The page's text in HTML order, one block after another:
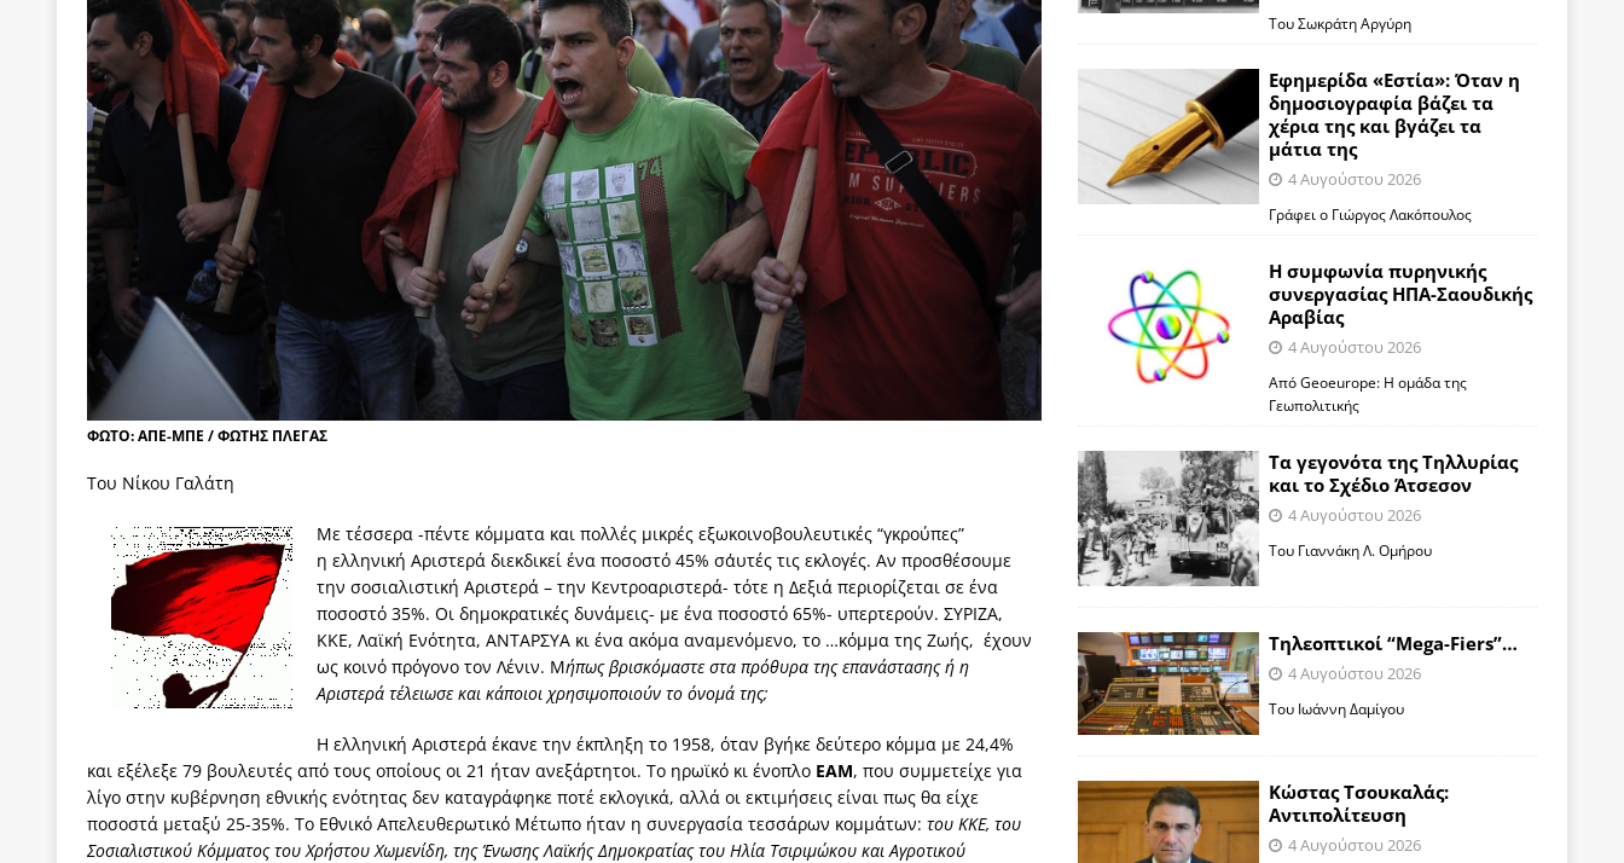
των δύο κομμάτων και όχι Ανδρουλάκη -Τσίπρα.
ΑΠΟΨΕΙΣ
[ 3 Αυγούστου 2026 ] Η τραγωδία της δημοκρατικής παράταξης: Ο λαός θέλει, αλλά τα κόμματα της αντιπολίτευσης δεν
μπορούν να φέρουν την αλλαγή
ΠΡΟΕΚΤΑΣΕΙΣ
[ 3 Αυγούστου 2026 ]
Γιατί λιγοστεύουν «τα χρόνια της αθωότητας;» Το «αίνιγμα»και η «λύση» του μέσα από τον
εμβληματικό «Πολίτη Κέιν»
ΠΑΡΕΜΒΑΣΕΙΣ
[ 3 Αυγούστου 2026 ]
Το Νομικό DNA του Υπερταμείου και οι Ρήτρες του ESM
ΑΠΟΨΕΙΣ
[ 3 Αυγούστου 2026 ]
Το γάλλιο και η γεωπολιτική ισχύς για την Ελλάδα
ΑΠΟΨΕΙΣ
[ 3 Αυγούστου 2026 ]
«Εδοξάσθη κρυπτομένη και εγελοιοποιήθη εμφανιζόμενη»: Το άδοξο βήμα της Μ. Καρυστιανού
ΠΑΡΕΜΒΑΣΕΙΣ
ΦΩΤΟ: ΑΠΕ-ΜΠΕ / ΦΩΤΗΣ ΠΛΕΓΑΣ
Του Νίκου Γαλάτη
Με τέσσερα -πέντε κόμματα και πολλές μικρές εξωκοινοβουλευτικές “γκρούπες”
η ελληνική Αριστερά διεκδικεί ένα ποσοστό 45% σ΄αυτές τις εκλογές. Αν προσθέσουμε
την σοσιαλιστική Αριστερά – την Κεντροαριστερά- τότε η Δεξιά περιορίζεται σε ένα
ποσοστό 35%. Οι δημοκρατικές δυνάμεις- με ένα ποσοστό 65%- υπερτερούν. ΣΥΡΙΖΑ,
ΚΚΕ, Λαϊκή Ενότητα, ΑΝΤΑΡΣΥΑ κι ένα ακόμα αναμενόμενο, το …κόμμα της Ζωής, έχουν
ως κοινό πρόγονο τον Λένιν. Μήπως βρισκόμαστε στα πρόθυρα της επανάστασης ή η
Αριστερά τέλειωσε και κάποιοι χρησιμοποιούν το όνομά της;
Η ελληνική Αριστερά έκανε την έκπληξη το 1958, όταν βγήκε δεύτερο κόμμα με 24,4%
και εξέλεξε 79 βουλευτές από τους οποίους οι 21 ήταν ανεξάρτητοι. To ηρωϊκό κι ένοπλο ΕΑΜ, που συμμετείχε για
λίγο στην κυβέρνηση εθνικής ενότητας δεν καταγράφηκε ποτέ εκλογικά, αλλά οι εκτιμήσεις είναι πως θα είχε
ποσοστά μεταξύ 25-35%. Το Εθνικό Απελευθερωτικό Μέτωπο ήταν η συνεργασία τεσσάρων κομμάτων: του ΚΚΕ, του
Σοσιαλιστικού Κόμματος του Χρήστου Χωμενίδη, της Ένωσης Λαϊκής Δημοκρατίας του Ηλία Τσιριμώκου και Αγροτικού
Του Σωκράτη Αργύρη
Εφημερίδα «Εστία»: Όταν η
δημοσιογραφία βάζει τα
χέρια της και βγάζει τα
μάτια της
4 Αυγούστου 2026
Γράφει ο Γιώργος Λακόπουλος
Η συμφωνία πυρηνικής
συνεργασίας ΗΠΑ-Σαουδικής
Αραβίας
4 Αυγούστου 2026
Από Geoeurope: H ομάδα της
Γεωπολιτικής
Τα γεγονότα της Τηλλυρίας
και το Σχέδιο Άτσεσον
4 Αυγούστου 2026
Toυ Γιαννάκη Λ. Ομήρου
Tηλεοπτικοί “Mega-Fiers”…
4 Αυγούστου 2026
Toυ Ιωάννη Δαμίγου
Κώστας Τσουκαλάς:
Αντιπολίτευση
4 Αυγούστου 2026